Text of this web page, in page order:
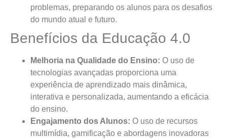
problemas, preparando os alunos para os desafios
do mundo atual e futuro.
Benefícios da Educação 4.0
Melhoria na Qualidade do Ensino: O uso de
tecnologias avançadas proporciona uma
experiência de aprendizado mais dinâmica,
interativa e personalizada, aumentando a eficácia
do ensino.
Engajamento dos Alunos: O uso de recursos
multimídia, gamificação e abordagens inovadoras